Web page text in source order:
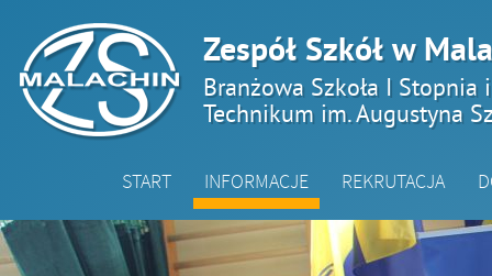
Zespół Szkół w
Branżowa Szkoła I Stopnia
Technikum im. Augustyna
START INFORMACJE REKRUTACJA